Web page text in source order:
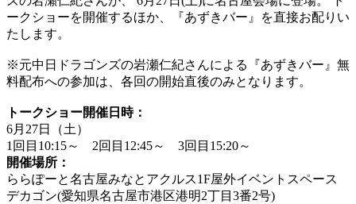
ークショーを開催するほか、『あずきバー』を直接お配りい
たします。
※元中日ドラゴンズの岩瀬仁紀さんによる『あずきバー』無
料配布への参加は、各回の開始直後のみとなります。
トークショー開催日時：
6月27日（土）
1回目10:15～ 2回目12:45～ 3回目15:20～
開催場所：
ららぽーと名古屋みなとアクルス1F屋外イベントスペース
デカゴン(愛知県名古屋市港区港明2丁目3番2号)